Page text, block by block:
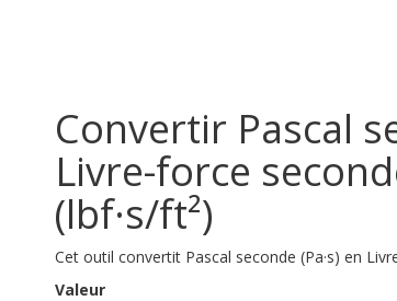
Convertir Pascal
Livre-force
(lbf·s/ft²)
Cet outil convertit Pascal seconde (Pa·s) en
Valeur